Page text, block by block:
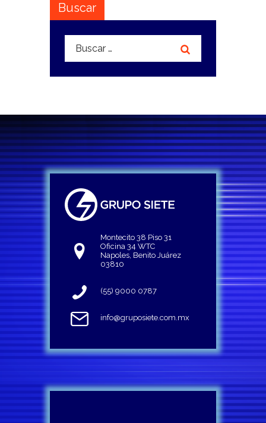
Buscar
Buscar:
Montecito 38 Piso 31
Oficina 34 WTC
Napoles, Benito Juárez
03810
(55) 9000 0787
info@gruposiete.com.mx